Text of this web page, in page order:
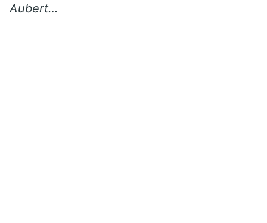
Aubert…